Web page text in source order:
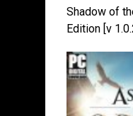
Shadow of
Edition [v